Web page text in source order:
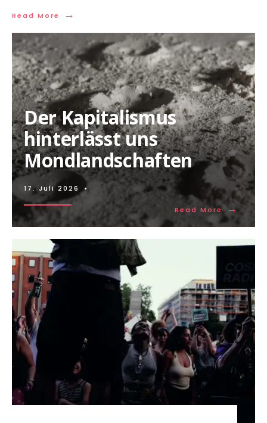
Read More →
Der Kapitalismus
hinterlässt uns
Mondlandschaften
17. Juli 2026 •
Read More →